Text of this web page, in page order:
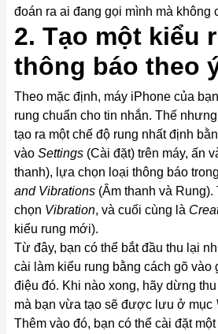
đoán ra ai đang gọi mình mà không
2. Tạo một kiểu
thông báo theo
Theo mặc định, máy iPhone của
rung chuẩn cho tin nhắn. Thế
tạo ra một chế độ rung nhất định
vào Settings(Cài đặt) trên máy, ấn
thanh), lựa chọn loại thông báo
and Vibrations(Âm thanh và Rung).
chọn Vibration, và cuối cùng là
kiểu rung mới).
Từ đây, bạn có thể bắt đầu thu lại
cài làm kiểu rung bằng cách gõ vào
điệu đó. Khi nào xong, hãy dừng
mà bạn vừa tạo sẽ được lưu ở mục
Thêm vào đó, bạn có thể cài đặt